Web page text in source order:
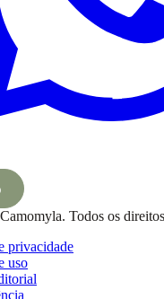
Todos os
privacidade
uso